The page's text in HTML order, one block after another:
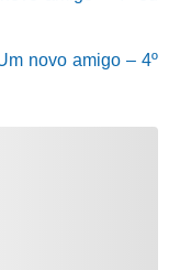
novo amigo – 4º